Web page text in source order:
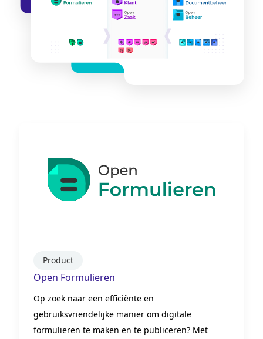
Product
Open Formulieren
Op zoek naar een efficiënte en
gebruiksvriendelijke manier om digitale
formulieren te maken en te publiceren? Met